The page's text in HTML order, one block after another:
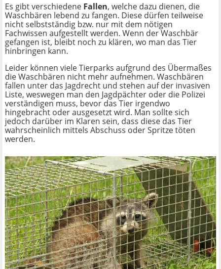
Es gibt verschiedene Fallen, welche dazu dienen, die
Waschbären lebend zu fangen. Diese dürfen teilweise
nicht selbstständig bzw. nur mit dem nötigen
Fachwissen aufgestellt werden. Wenn der Waschbär
gefangen ist, bleibt noch zu klären, wo man das Tier
hinbringen kann.
Leider können viele Tierparks aufgrund des Übermaßes
die Waschbären nicht mehr aufnehmen. Waschbären
fallen unter das Jagdrecht und stehen auf der invasiven
Liste, weswegen man den Jagdpächter oder die Polizei
verständigen muss, bevor das Tier irgendwo
hingebracht oder ausgesetzt wird. Man sollte sich
jedoch darüber im Klaren sein, dass diese das Tier
wahrscheinlich mittels Abschuss oder Spritze töten
werden.